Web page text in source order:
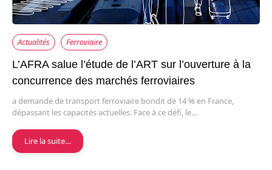
Actualités Ferroviaire
L’AFRA salue l’étude de l’ART sur l’ouverture à la
concurrence des marchés ferroviaires
a demande de transport ferroviaire bondit de 14 % en France,
dépassant les capacités actuelles. Face à ce défi, le…
Lire la suite…